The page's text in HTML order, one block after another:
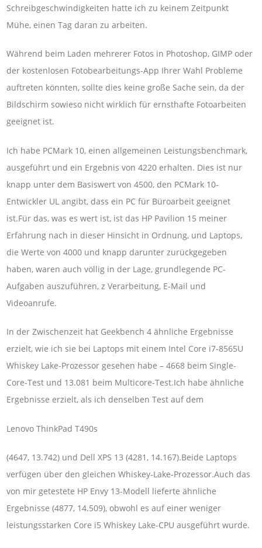
Schreibgeschwindigkeiten hatte ich zu keinem Zeitpunkt
Mühe, einen Tag daran zu arbeiten.
Während beim Laden mehrerer Fotos in Photoshop, GIMP oder
der kostenlosen Fotobearbeitungs-App Ihrer Wahl Probleme
auftreten könnten, sollte dies keine große Sache sein, da der
Bildschirm sowieso nicht wirklich für ernsthafte Fotoarbeiten
geeignet ist.
Ich habe PCMark 10, einen allgemeinen Leistungsbenchmark,
ausgeführt und ein Ergebnis von 4220 erhalten. Dies ist nur
knapp unter dem Basiswert von 4500, den PCMark 10-
Entwickler UL angibt, dass ein PC für Büroarbeit geeignet
ist.Für das, was es wert ist, ist das HP Pavilion 15 meiner
Erfahrung nach in dieser Hinsicht in Ordnung, und Laptops,
die Werte von 4000 und knapp darunter zurückgegeben
haben, waren auch völlig in der Lage, grundlegende PC-
Aufgaben auszuführen, z Verarbeitung, E-Mail und
Videoanrufe.
In der Zwischenzeit hat Geekbench 4 ähnliche Ergebnisse
erzielt, wie ich sie bei Laptops mit einem Intel Core i7-8565U
Whiskey Lake-Prozessor gesehen habe – 4668 beim Single-
Core-Test und 13.081 beim Multicore-Test.Ich habe ähnliche
Ergebnisse erzielt, als ich denselben Test auf dem
Lenovo ThinkPad T490s
(4647, 13.742) und Dell XPS 13 (4281, 14.167).Beide Laptops
verfügen über den gleichen Whiskey-Lake-Prozessor.Auch das
von mir getestete HP Envy 13-Modell lieferte ähnliche
Ergebnisse (4877, 14.509), obwohl es auf einer weniger
leistungsstarken Core i5 Whiskey Lake-CPU ausgeführt wurde.